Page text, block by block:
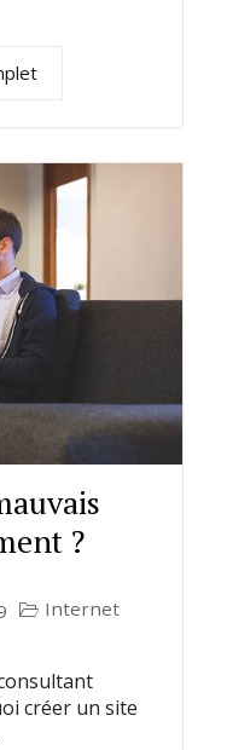
?
Internet
créer un site